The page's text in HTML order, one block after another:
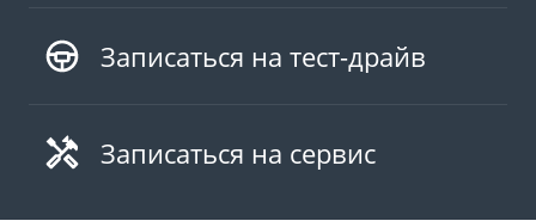
Записаться на тест-драйв
Записаться на сервис